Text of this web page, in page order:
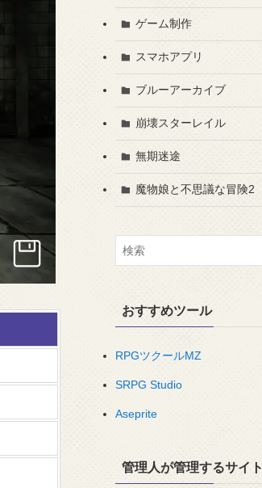
ゲーム制作
スマホアプリ
ブルーアーカイブ
崩壊スターレイル
無期迷途
魔物娘と不思議な冒険2
おすすめツール
RPGツクールMZ
SRPG Studio
Aseprite
管理人が管理するサイト